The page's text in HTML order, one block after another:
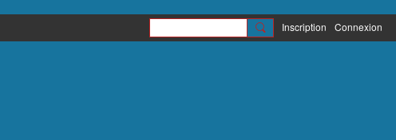
Inscription Connexion